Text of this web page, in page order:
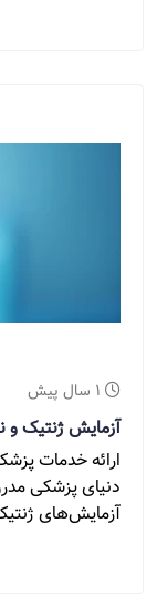
1 سال پیش
آزمایش ژنتیک و
ارائه خدمات
دنیای پزشکی
آزمایش‌های